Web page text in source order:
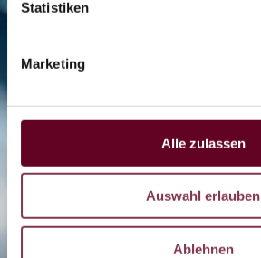
Statistiken
Marketing
Alle zulassen
Auswahl erlauben
Ablehnen